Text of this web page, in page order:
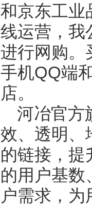
和京东工业
线运营，我
进行网购。
手机QQ端
店。
河冶官方
效、透明、
的链接，提
的用户基数
户需求，